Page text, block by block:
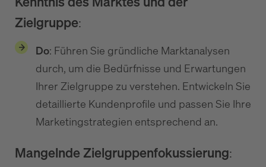
Zielgruppe:
Do: Führen Sie gründliche Marktanalysen
durch, um die Bedürfnisse und Erwartungen
Ihrer Zielgruppe zu verstehen. Entwickeln Sie
detaillierte Kundenprofile und passen Sie Ihre
Marketingstrategien entsprechend an.
Mangelnde Zielgruppenfokussierung: